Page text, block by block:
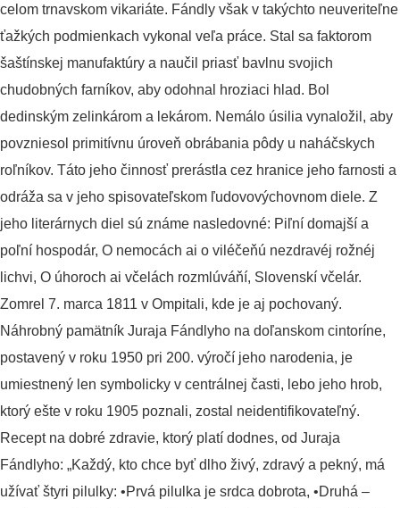
celom trnavskom vikariáte. Fándly však v takýchto neuveriteľne
ťažkých podmienkach vykonal veľa práce. Stal sa faktorom
šaštínskej manufaktúry a naučil priasť bavlnu svojich
chudobných farníkov, aby odohnal hroziaci hlad. Bol
dedinským zelinkárom a lekárom. Nemálo úsilia vynaložil, aby
povzniesol primitívnu úroveň obrábania pôdy u naháčskych
roľníkov. Táto jeho činnosť prerástla cez hranice jeho farnosti a
odráža sa v jeho spisovateľskom ľudovovýchovnom diele. Z
jeho literárnych diel sú známe nasledovné: Piľní domajší a
poľní hospodár, O nemocách ai o viléčeňú nezdravéj rožnéj
lichvi, O úhoroch ai včelách rozmlúváňí, Slovenskí včelár.
Zomrel 7. marca 1811 v Ompitali, kde je aj pochovaný.
Náhrobný pamätník Juraja Fándlyho na doľanskom cintoríne,
postavený v roku 1950 pri 200. výročí jeho narodenia, je
umiestnený len symbolicky v centrálnej časti, lebo jeho hrob,
ktorý ešte v roku 1905 poznali, zostal neidentifikovateľný.
Recept na dobré zdravie, ktorý platí dodnes, od Juraja
Fándlyho: „Každý, kto chce byť dlho živý, zdravý a pekný, má
užívať štyri pilulky: •Prvá pilulka je srdca dobrota, •Druhá –